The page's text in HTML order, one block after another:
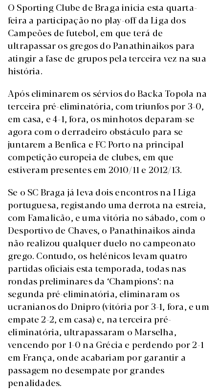
O Sporting Clube de Braga inicia esta quarta-
feira a participação no play-off da Liga dos
Campeões de futebol, em que terá de
ultrapassar os gregos do Panathinaikos para
atingir a fase de grupos pela terceira vez na sua
história.
Após eliminarem os sérvios do Backa Topola na
terceira pré-eliminatória, com triunfos por 3-0,
em casa, e 4-1, fora, os minhotos deparam-se
agora com o derradeiro obstáculo para se
juntarem a Benfica e FC Porto na principal
competição europeia de clubes, em que
estiveram presentes em 2010/11 e 2012/13.
Se o SC Braga já leva dois encontros na I Liga
portuguesa, registando uma derrota na estreia,
com Famalicão, e uma vitória no sábado, com o
Desportivo de Chaves, o Panathinaikos ainda
não realizou qualquer duelo no campeonato
grego. Contudo, os helénicos levam quatro
partidas oficiais esta temporada, todas nas
rondas preliminares da ‘Champions’: na
segunda pré-eliminatória, eliminaram os
ucranianos do Dnipro (vitória por 3-1, fora, e um
empate 2-2, em casa) e, na terceira pré-
eliminatória, ultrapassaram o Marselha,
vencendo por 1-0 na Grécia e perdendo por 2-1
em França, onde acabariam por garantir a
passagem no desempate por grandes
penalidades.